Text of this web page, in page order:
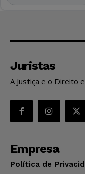
Juristas
A Justiça e o Direito
Empresa
Política de